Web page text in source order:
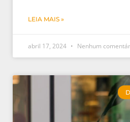
LEIA MAIS »
abril 17, 2024 Nenhum